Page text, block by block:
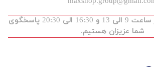
شنبه تا پنجشنبه از ساعت 9 الی 13 و 16:30 الی 20:30 پاسخگوی
شما عزیزان هستیم.